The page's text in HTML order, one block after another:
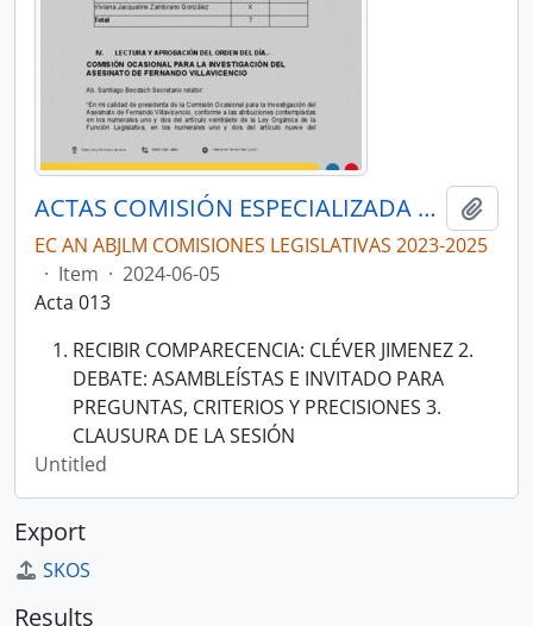
ACTAS COMISIÓN ESPECIALIZADA OCASIONAL QUE INVESTIGA EL ASESINATO DE FERNANDO VILLAVICENCIO
EC AN ABJLM COMISIONES LEGISLATIVAS 2023-2025
· Item · 2024-06-05
Acta 013
RECIBIR COMPARECENCIA: CLÉVER JIMENEZ 2.
DEBATE: ASAMBLEÍSTAS E INVITADO PARA
PREGUNTAS, CRITERIOS Y PRECISIONES 3.
CLAUSURA DE LA SESIÓN
Untitled
Export
SKOS
Results